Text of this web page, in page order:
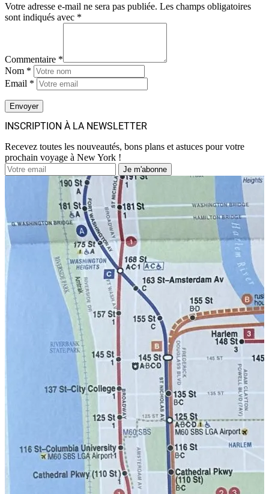
Votre adresse e-mail ne sera pas publiée. Les champs obligatoires
sont indiqués avec *
Commentaire *
Nom *
Email *
INSCRIPTION À LA NEWSLETTER
Recevez toutes les nouveautés, bons plans et astuces pour votre
prochain voyage à New York !
Je m'abonne